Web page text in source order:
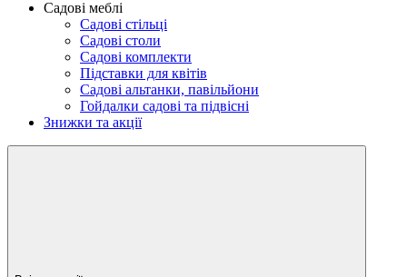
Садові меблі
Садові стільці
Садові столи
Садові комплекти
Підставки для квітів
Садові альтанки, павільйони
Гойдалки садові та підвісні
Знижки та акції